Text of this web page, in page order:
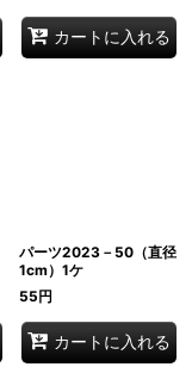
カートに入れる
パーツ2023－50（直径
1cm）1ケ
55円
カートに入れる